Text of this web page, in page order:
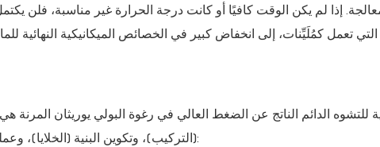
إذا لم يكن الوقت كافيًا أو كانت درجة الحرارة غير مناسبة، فلن
للتشوه الدائم الناتج عن الضغط العالي في رغوة البولي يوريثان المرنة
(التركيب)، وتكوين البنية (الخلايا)، وعملية المعالجة (المعالجة). تتطلب الحلول نهجًا منهجيًا: